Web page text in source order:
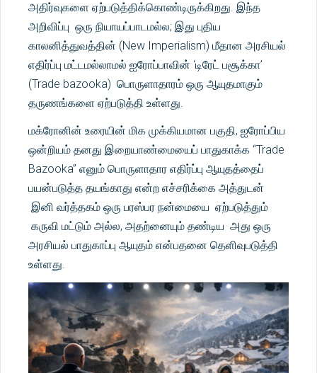
அதிர்வுகளை ஏற்படுத்திக்கொண்டிருக்கிறது. இந்த
அறிவிப்பு ஒரு நியாயப்பாடமல்ல; இது புதிய
காலனித்துவத்தின் (New Imperialism) மீதான அரசியல்
எதிர்ப்பு மட்டமல்லாமல் ஐரோப்பாவின் ‘டிரேட் பசூக்கா’
(Trade bazooka) பொருளாதாரம் ஒரு ஆயுதமாகும்
தருணங்களை ஏற்படுத்தி உள்ளது.
மக்ரோனின் உரையின் மிக முக்கியமான பகுதி, ஐரோப்பிய
ஒன்றியம் தனது இறையாண்மையைப் பாதுகாக்க “Trade
Bazooka” எனும் பொருளாதார எதிர்ப்பு ஆயுதத்தைப்
பயன்படுத்த தயங்காது என்ற எச்சரிக்கை அத்துடன்
இனி வர்த்தகம் ஒரு பரஸ்பர நன்மையை ஏற்படுத்தும்
கருவி மட்டும் அல்ல, அதற்னையும் தண்டிய அது ஒரு
அரசியல் பாதுகாப்பு ஆயுதம் என்பதனை தெளிவுபடுத்தி
உள்ளது.